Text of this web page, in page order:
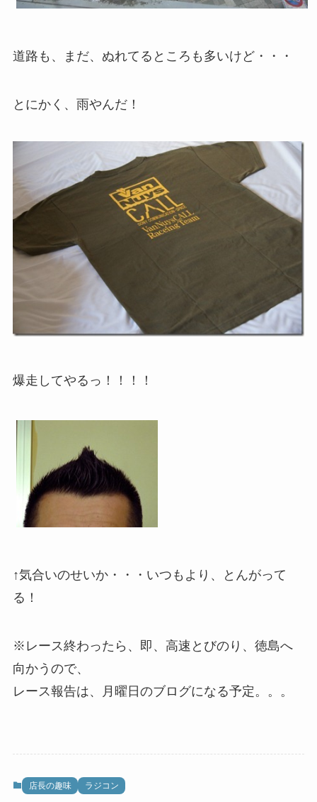
道路も、まだ、ぬれてるところも多いけど・・・
とにかく、雨やんだ！
爆走してやるっ！！！！
↑気合いのせいか・・・いつもより、とんがって
る！
※レース終わったら、即、高速とびのり、徳島へ
向かうので、
レース報告は、月曜日のブログになる予定。。。
店長の趣味 ラジコン